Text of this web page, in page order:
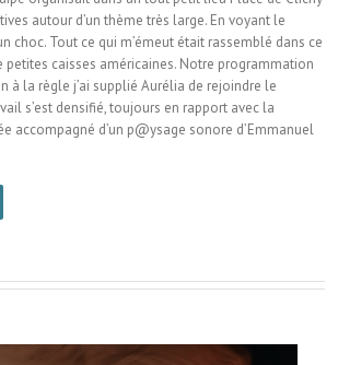
autour d’un thème très large. En voyant le
choc. Tout ce qui m’émeut était rassemblé dans ce
petites caisses américaines. Notre programmation
à la règle j’ai supplié Aurélia de rejoindre le
s’est densifié, toujours en rapport avec la
accompagné d’un p@ysage sonore d’Emmanuel